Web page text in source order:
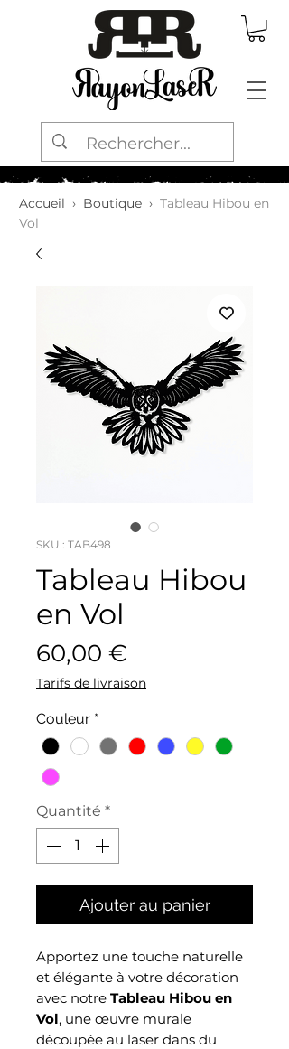
Accueil › Boutique › Tableau Hibou en
Vol
SKU : TAB498
Tableau Hibou
en Vol
60,00 €
Tarifs de livraison
Couleur *
Quantité *
Ajouter au panier
Apportez une touche naturelle
et élégante à votre décoration
avec notre Tableau Hibou en
Vol, une œuvre murale
découpée au laser dans du